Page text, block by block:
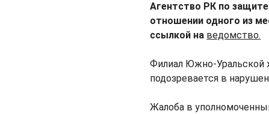
Агентство РК по
отношении одного из
ссылкой на ведомство.
Филиал Южно-Уральской
подозревается в
Жалоба в